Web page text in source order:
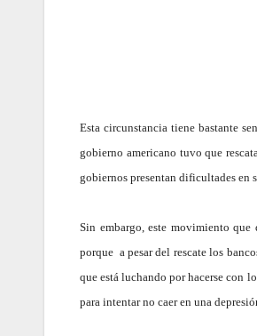
Esta circunstancia tiene bastante
gobierno americano tuvo que
gobiernos presentan dificultades en
Sin embargo, este movimiento
porque a pesar del rescate los
que está luchando por hacerse con
para intentar no caer en una